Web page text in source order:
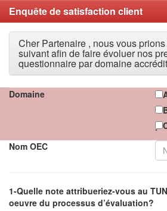
Enquête de satisfaction client
Cher Partenaire , nous vous
suivant afin de faire évoluer nos
questionnaire par domaine
Domaine
*
Nom OEC
1-Quelle note attribueriez-vous au
oeuvre du processus d’évaluation?